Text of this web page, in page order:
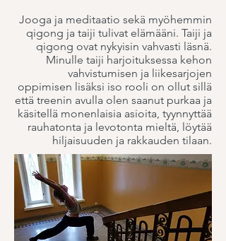
Jooga ja meditaatio sekä myöhemmin
qigong ja taiji tulivat elämääni. Taiji ja
qigong ovat nykyisin vahvasti läsnä.
Minulle taiji harjoituksessa kehon
vahvistumisen ja liikesarjojen
oppimisen lisäksi iso rooli on ollut sillä
että treenin avulla olen saanut purkaa ja
käsitellä monenlaisia asioita, tyynnyttää
rauhatonta ja levotonta mieltä, löytää
hiljaisuuden ja rakkauden tilaan.